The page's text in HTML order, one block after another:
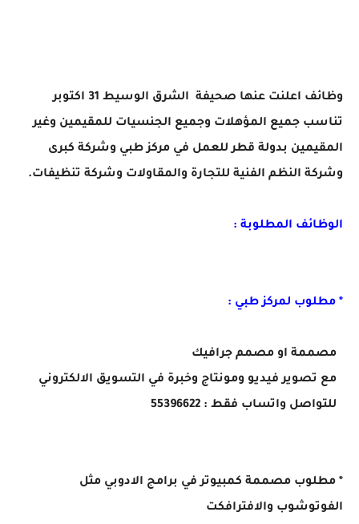
وظائف اعلنت عنها صحيفة الشرق الوسيط 31 اكتوبر
تناسب جميع المؤهلات وجميع الجنسيات للمقيمين وغير
المقيمين بدولة قطر للعمل في مركز طبي وشركة كبرى
وشركة النظم الفنية للتجارة والمقاولات وشركة تنظيفات.
الوظائف المطلوبة :
* مطلوب لمركز طبي :
مصممة او مصمم جرافيك
مع تصوير فيديو ومونتاج وخبرة في التسويق الالكتروني
للتواصل واتساب فقط : 55396622
* مطلوب مصممة كمبيوتر في برامج الادوبي مثل
الفوتوشوب والافترافكت